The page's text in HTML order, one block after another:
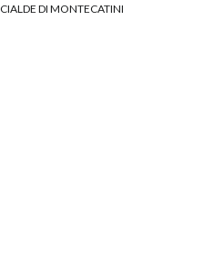
CIALDE DI MONTECATINI